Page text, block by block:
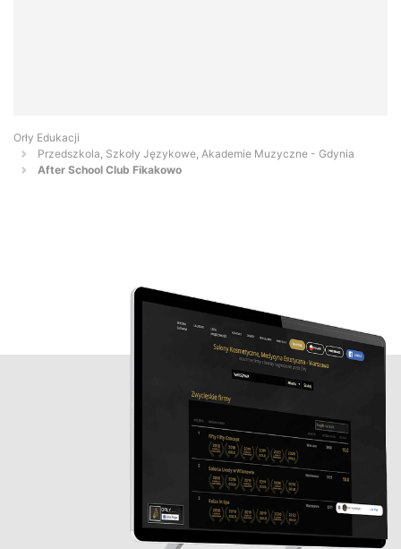
Orły Edukacji
Przedszkola, Szkoły Językowe, Akademie Muzyczne - Gdynia
After School Club Fikakowo